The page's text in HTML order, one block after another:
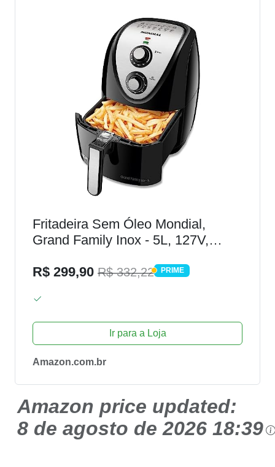
Fritadeira Sem Óleo Mondial,
Grand Family Inox - 5L, 127V,
R$ 299,90 R$ 332,22 PRIME
PRIME
Ir para a Loja
Amazon.com.br
Amazon price updated:
8 de agosto de 2026 18:39